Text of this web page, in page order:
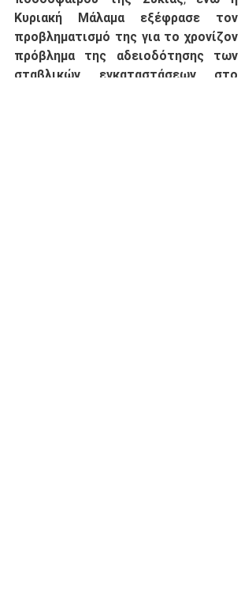
Κυριακή Μάλαμα εξέφρασε τον
προβληματισμό της για το χρονίζον
πρόβλημα της αδειοδότησης των
σταβλικών εγκαταστάσεων στο